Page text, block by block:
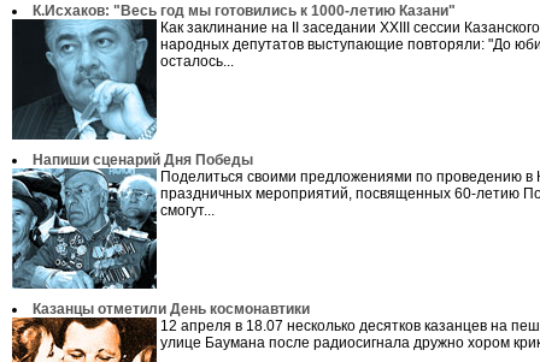
К.Исхаков: "Весь год мы готовились к 1000-летию Казани"
Как заклинание на II заседании XXIII сессии
народных депутатов выступающие повторяли: "До
осталось...
Напиши сценарий Дня Победы
Поделиться своими предложениями по проведению в
праздничных мероприятий, посвященных 60-летию
смогут...
Казанцы отметили День космонавтики
12 апреля в 18.07 несколько десятков казанцев на
улице Баумана после радиосигнала дружно хором